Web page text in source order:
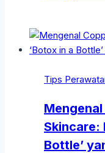
Tips
Skincare:
Bottle’